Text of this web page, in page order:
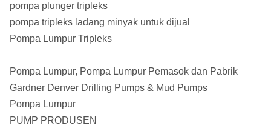
pompa plunger tripleks
pompa tripleks ladang minyak untuk dijual
Pompa Lumpur Tripleks
Pompa Lumpur, Pompa Lumpur Pemasok dan Pabrik
Gardner Denver Drilling Pumps & Mud Pumps
Pompa Lumpur
PUMP PRODUSEN